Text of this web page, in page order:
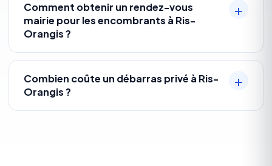
Comment obtenir un rendez-vous
mairie pour les encombrants à Ris-
Orangis ?
Combien coûte un débarras privé à Ris-
Orangis ?